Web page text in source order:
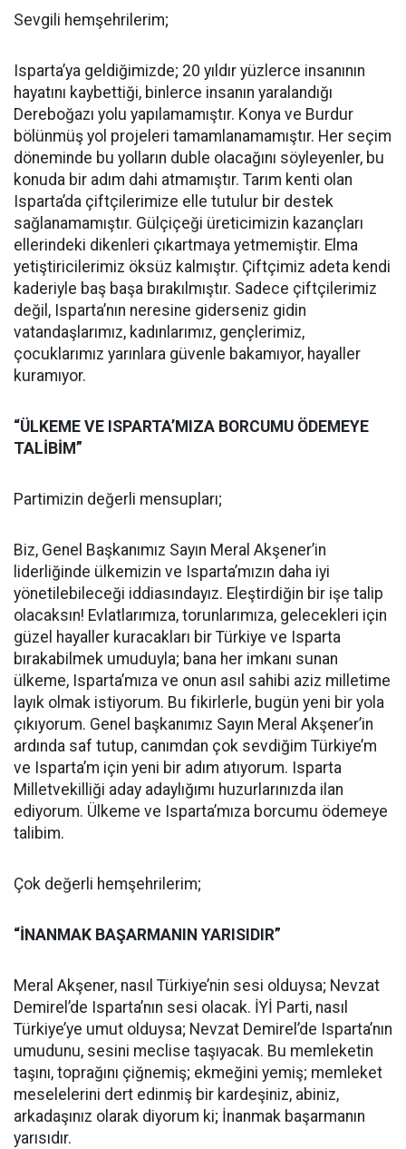
Sevgili hemşehrilerim;
Isparta’ya geldiğimizde; 20 yıldır yüzlerce insanının
hayatını kaybettiği, binlerce insanın yaralandığı
Dereboğazı yolu yapılamamıştır. Konya ve Burdur
bölünmüş yol projeleri tamamlanamamıştır. Her seçim
döneminde bu yolların duble olacağını söyleyenler, bu
konuda bir adım dahi atmamıştır. Tarım kenti olan
Isparta’da çiftçilerimize elle tutulur bir destek
sağlanamamıştır. Gülçiçeği üreticimizin kazançları
ellerindeki dikenleri çıkartmaya yetmemiştir. Elma
yetiştiricilerimiz öksüz kalmıştır. Çiftçimiz adeta kendi
kaderiyle baş başa bırakılmıştır. Sadece çiftçilerimiz
değil, Isparta’nın neresine giderseniz gidin
vatandaşlarımız, kadınlarımız, gençlerimiz,
çocuklarımız yarınlara güvenle bakamıyor, hayaller
kuramıyor.
“ÜLKEME VE ISPARTA’MIZA BORCUMU ÖDEMEYE
TALİBİM”
Partimizin değerli mensupları;
Biz, Genel Başkanımız Sayın Meral Akşener’in
liderliğinde ülkemizin ve Isparta’mızın daha iyi
yönetilebileceği iddiasındayız. Eleştirdiğin bir işe talip
olacaksın! Evlatlarımıza, torunlarımıza, gelecekleri için
güzel hayaller kuracakları bir Türkiye ve Isparta
bırakabilmek umuduyla; bana her imkanı sunan
ülkeme, Isparta’mıza ve onun asıl sahibi aziz milletime
layık olmak istiyorum. Bu fikirlerle, bugün yeni bir yola
çıkıyorum. Genel başkanımız Sayın Meral Akşener’in
ardında saf tutup, canımdan çok sevdiğim Türkiye’m
ve Isparta’m için yeni bir adım atıyorum. Isparta
Milletvekilliği aday adaylığımı huzurlarınızda ilan
ediyorum. Ülkeme ve Isparta’mıza borcumu ödemeye
talibim.
Çok değerli hemşehrilerim;
“İNANMAK BAŞARMANIN YARISIDIR”
Meral Akşener, nasıl Türkiye’nin sesi olduysa; Nevzat
Demirel’de Isparta’nın sesi olacak. İYİ Parti, nasıl
Türkiye’ye umut olduysa; Nevzat Demirel’de Isparta’nın
umudunu, sesini meclise taşıyacak. Bu memleketin
taşını, toprağını çiğnemiş; ekmeğini yemiş; memleket
meselelerini dert edinmiş bir kardeşiniz, abiniz,
arkadaşınız olarak diyorum ki; İnanmak başarmanın
yarısıdır.